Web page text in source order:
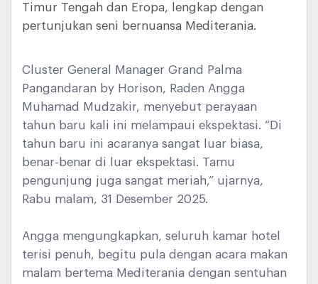
Timur Tengah dan Eropa, lengkap dengan
pertunjukan seni bernuansa Mediterania.
Cluster General Manager Grand Palma
Pangandaran by Horison, Raden Angga
Muhamad Mudzakir, menyebut perayaan
tahun baru kali ini melampaui ekspektasi. “Di
tahun baru ini acaranya sangat luar biasa,
benar-benar di luar ekspektasi. Tamu
pengunjung juga sangat meriah,” ujarnya,
Rabu malam, 31 Desember 2025.
Angga mengungkapkan, seluruh kamar hotel
terisi penuh, begitu pula dengan acara makan
malam bertema Mediterania dengan sentuhan